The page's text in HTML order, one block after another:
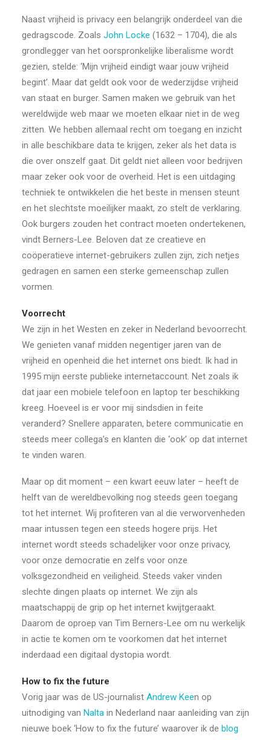
Naast vrijheid is privacy een belangrijk onderdeel van die
gedragscode. Zoals John Locke (1632 – 1704), die als
grondlegger van het oorspronkelijke liberalisme wordt
gezien, stelde: ‘Mijn vrijheid eindigt waar jouw vrijheid
begint’. Maar dat geldt ook voor de wederzijdse vrijheid
van staat en burger. Samen maken we gebruik van het
wereldwijde web maar we moeten elkaar niet in de weg
zitten. We hebben allemaal recht om toegang en inzicht
in alle beschikbare data te krijgen, zeker als het data is
die over onszelf gaat. Dit geldt niet alleen voor bedrijven
maar zeker ook voor de overheid. Het is een uitdaging
techniek te ontwikkelen die het beste in mensen steunt
en het slechtste moeilijker maakt, zo stelt de verklaring.
Ook burgers zouden het contract moeten ondertekenen,
vindt Berners-Lee. Beloven dat ze creatieve en
coöperatieve internet-gebruikers zullen zijn, zich netjes
gedragen en samen een sterke gemeenschap zullen
vormen.
Voorrecht
We zijn in het Westen en zeker in Nederland bevoorrecht.
We genieten vanaf midden negentiger jaren van de
vrijheid en openheid die het internet ons biedt. Ik had in
1995 mijn eerste publieke internetaccount. Net zoals ik
dat jaar een mobiele telefoon en laptop ter beschikking
kreeg. Hoeveel is er voor mij sindsdien in feite
veranderd? Snellere apparaten, betere communicatie en
steeds meer collega’s en klanten die ‘ook’ op dat internet
te vinden waren.
Maar op dit moment – een kwart eeuw later – heeft de
helft van de wereldbevolking nog steeds geen toegang
tot het internet. Wij profiteren van al die verworvenheden
maar intussen tegen een steeds hogere prijs. Het
internet wordt steeds schadelijker voor onze privacy,
voor onze democratie en zelfs voor onze
volksgezondheid en veiligheid. Steeds vaker vinden
slechte dingen plaats op internet. We zijn als
maatschappij de grip op het internet kwijtgeraakt.
Daarom de oproep van Tim Berners-Lee om nu werkelijk
in actie te komen om te voorkomen dat het internet
inderdaad een digitaal dystopia wordt.
How to fix the future
Vorig jaar was de US-journalist Andrew Keen op
uitnodiging van Nalta in Nederland naar aanleiding van zijn
nieuwe boek ‘How to fix the future’ waarover ik de blog